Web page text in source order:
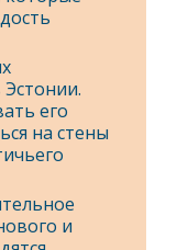
его
на стены
и